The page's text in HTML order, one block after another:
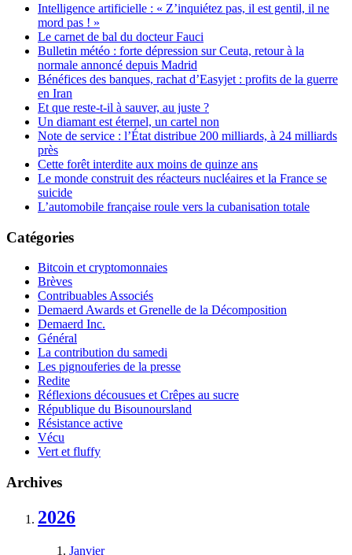
Intelligence artificielle : « Z’inquiétez pas, il est gentil, il ne
mord pas ! »
Le carnet de bal du docteur Fauci
Bulletin météo : forte dépression sur Ceuta, retour à la
normale annoncé depuis Madrid
Bénéfices des banques, rachat d’Easyjet : profits de la guerre
en Iran
Et que reste-t-il à sauver, au juste ?
Un diamant est éternel, un cartel non
Note de service : l’État distribue 200 milliards, à 24 milliards
près
Cette forêt interdite aux moins de quinze ans
Le monde construit des réacteurs nucléaires et la France se
suicide
L’automobile française roule vers la cubanisation totale
Catégories
Bitcoin et cryptomonnaies
Brèves
Contribuables Associés
Demaerd Awards et Grenelle de la Décomposition
Demaerd Inc.
Général
La contribution du samedi
Les pignouferies de la presse
Redite
Réflexions décousues et Crêpes au sucre
République du Bisounoursland
Résistance active
Vécu
Vert et fluffy
Archives
2026
Janvier